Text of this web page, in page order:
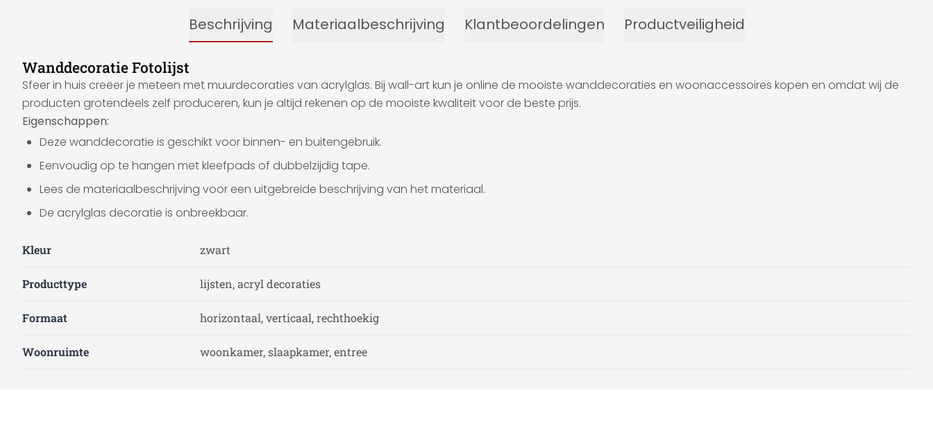
Beschrijving Materiaalbeschrijving Klantbeoordelingen Productveiligheid
Wanddecoratie Fotolijst
Sfeer in huis creëer je meteen met muurdecoraties van acrylglas. Bij wall-art kun je online de mooiste wanddecoraties en woonaccessoires kopen en omdat wij de
producten grotendeels zelf produceren, kun je altijd rekenen op de mooiste kwaliteit voor de beste prijs.
Eigenschappen:
Deze wanddecoratie is geschikt voor binnen- en buitengebruik.
Eenvoudig op te hangen met kleefpads of dubbelzijdig tape.
Lees de materiaalbeschrijving voor een uitgebreide beschrijving van het materiaal.
De acrylglas decoratie is onbreekbaar.
Kleur zwart
Producttype lijsten, acryl decoraties
Formaat horizontaal, verticaal, rechthoekig
Woonruimte woonkamer, slaapkamer, entree